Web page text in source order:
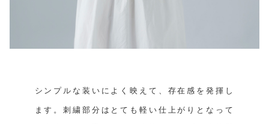
シンプルな装いによく映えて、存在感を発揮し
ます。刺繍部分はとても軽い仕上がりとなって